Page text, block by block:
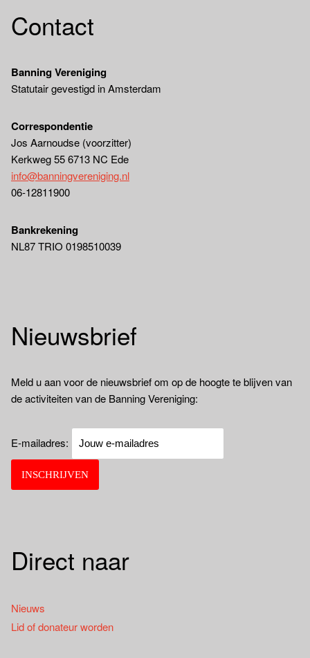
Contact
Banning Vereniging
Statutair gevestigd in Amsterdam
Correspondentie
Jos Aarnoudse (voorzitter)
Kerkweg 55 6713 NC Ede
info@banningvereniging.nl
06-12811900
Bankrekening
NL87 TRIO 0198510039
Nieuwsbrief
Meld u aan voor de nieuwsbrief om op de hoogte te blijven van
de activiteiten van de Banning Vereniging:
E-mailadres:
Direct naar
Nieuws
Lid of donateur worden